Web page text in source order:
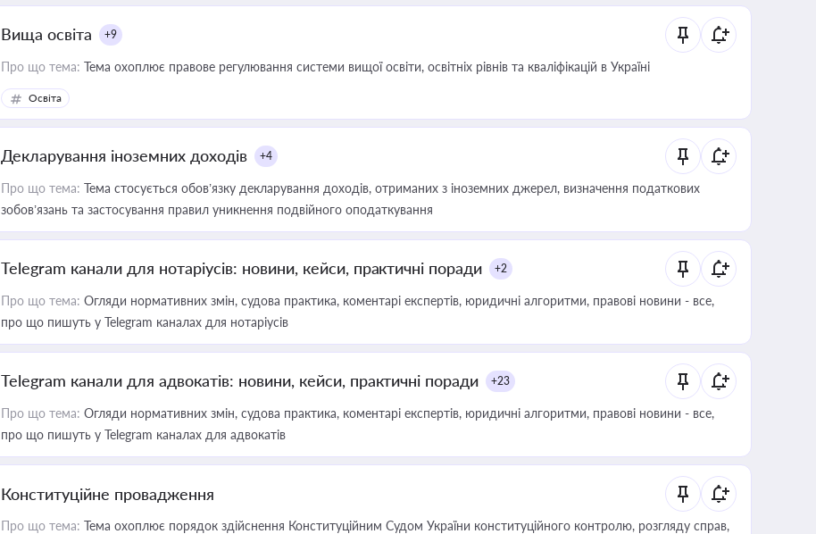
Вища освіта +9
Про що тема: Тема охоплює правове регулювання системи вищої освіти, освітніх рівнів та кваліфікацій в Україні
Освіта
Декларування іноземних доходів +4
Про що тема: Тема стосується обов’язку декларування доходів, отриманих з іноземних джерел, визначення податкових
зобов’язань та застосування правил уникнення подвійного оподаткування
Telegram канали для нотаріусів: новини, кейси, практичні поради +2
Про що тема: Огляди нормативних змін, судова практика, коментарі експертів, юридичні алгоритми, правові новини - все,
про що пишуть у Telegram каналах для нотаріусів
Telegram канали для адвокатів: новини, кейси, практичні поради +23
Про що тема: Огляди нормативних змін, судова практика, коментарі експертів, юридичні алгоритми, правові новини - все,
про що пишуть у Telegram каналах для адвокатів
Конституційне провадження
Про що тема: Тема охоплює порядок здійснення Конституційним Судом України конституційного контролю, розгляду справ,